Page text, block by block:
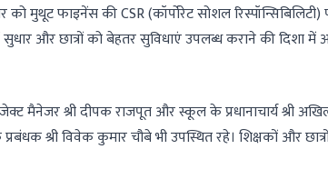
मुथूट फाइनेंस की CSR (कॉर्पोरेट सोशल
और छात्रों को बेहतर सुविधाएं उपलब्ध कराने की दिशा में
मैनेजर श्री दीपक राजपूत और स्कूल के प्रधानाचार्य श्री
श्री विवेक कुमार चौबे भी उपस्थित रहे। शिक्षकों और